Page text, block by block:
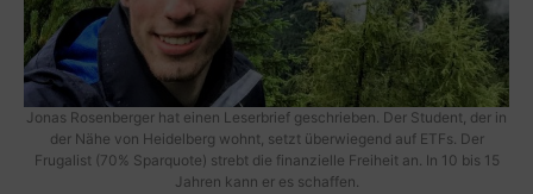
Jonas Rosenberger hat einen Leserbrief geschrieben. Der Student, der in
der Nähe von Heidelberg wohnt, setzt überwiegend auf ETFs. Der
Frugalist (70% Sparquote) strebt die finanzielle Freiheit an. In 10 bis 15
Jahren kann er es schaffen.